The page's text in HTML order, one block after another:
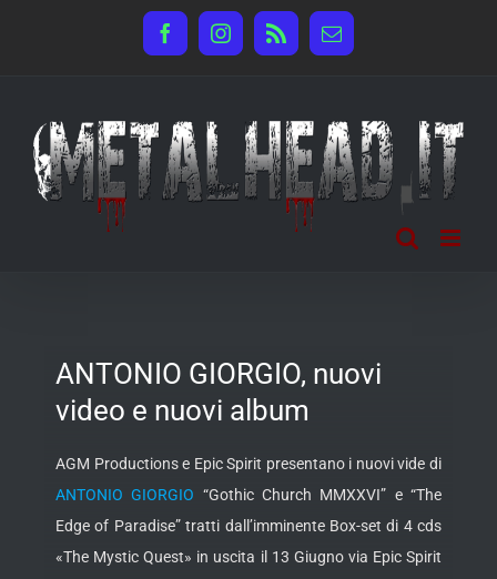
FacebookInstagram
Rss Email
ANTONIO GIORGIO, nuovi
video e nuovi album
AGM Productions e Epic Spirit presentano i nuovi vide di
ANTONIO GIORGIO “Gothic Church MMXXVI” e “The
Edge of Paradise” tratti dall’imminente Box-set di 4 cds
«The Mystic Quest» in uscita il 13 Giugno via Epic Spirit